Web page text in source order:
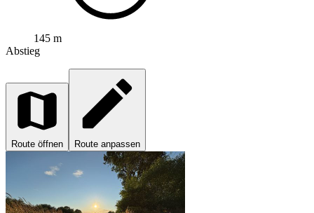
145 m
Abstieg
Route öffnen Route anpassen